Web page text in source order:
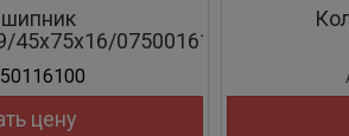
45x75x16/0750016100/109
цену